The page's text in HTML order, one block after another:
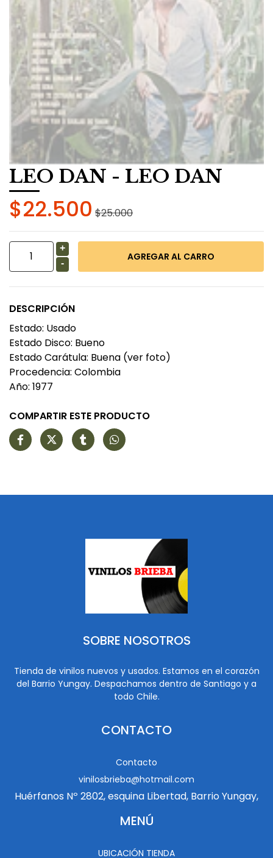
LEO DAN - LEO DAN
$22.500 $25.000
+
-
DESCRIPCIÓN
Estado: Usado
Estado Disco: Bueno
Estado Carátula: Buena (ver foto)
Procedencia: Colombia
Año: 1977
COMPARTIR ESTE PRODUCTO
SOBRE NOSOTROS
Tienda de vinilos nuevos y usados. Estamos en el corazón
del Barrio Yungay. Despachamos dentro de Santiago y a
todo Chile.
CONTACTO
Contacto
vinilosbrieba@hotmail.com
Huérfanos Nº 2802, esquina Libertad, Barrio Yungay,
MENÚ
UBICACIÓN TIENDA